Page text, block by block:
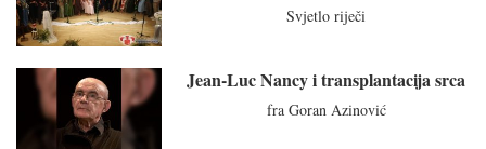
Svjetlo riječi
Jean-Luc Nancy i transplantacija srca
fra Goran Azinović